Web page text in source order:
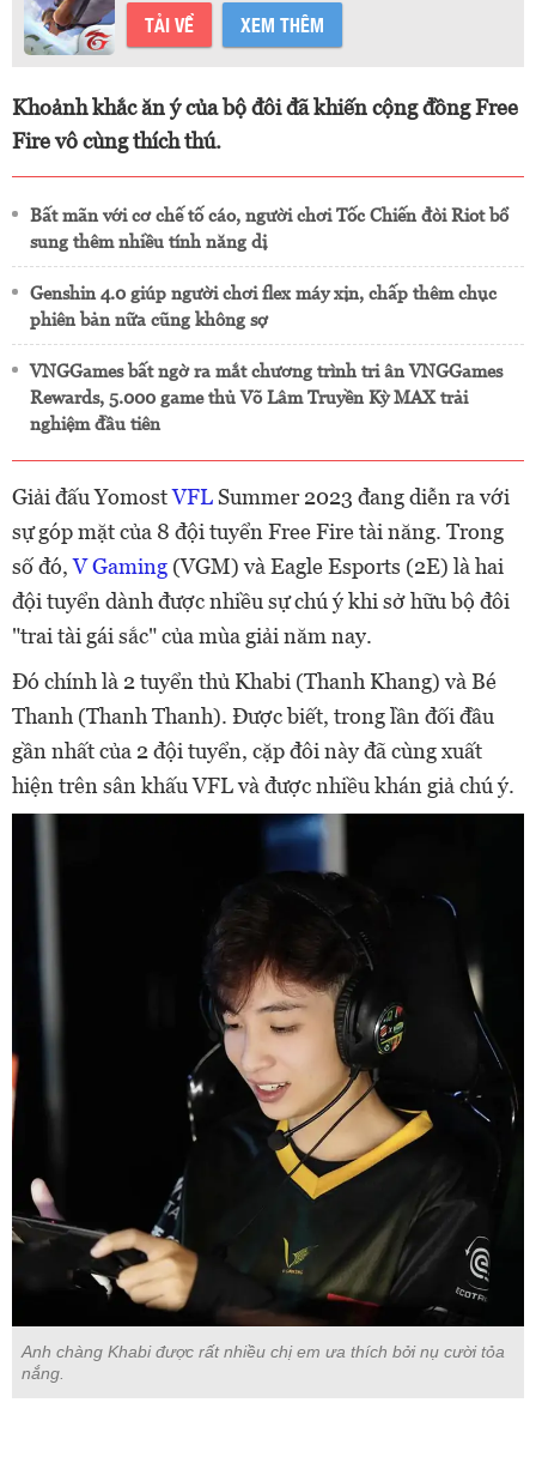
TẢI VỀ XEM THÊM
Khoảnh khắc ăn ý của bộ đôi đã khiến cộng đồng Free
Fire vô cùng thích thú.
Bất mãn với cơ chế tố cáo, người chơi Tốc Chiến đòi Riot bổ
sung thêm nhiều tính năng dị
Genshin 4.0 giúp người chơi flex máy xịn, chấp thêm chục
phiên bản nữa cũng không sợ
VNGGames bất ngờ ra mắt chương trình tri ân VNGGames
Rewards, 5.000 game thủ Võ Lâm Truyền Kỳ MAX trải
nghiệm đầu tiên
Giải đấu YomostVFLSummer 2023 đang diễn ra với
sự góp mặt của 8 đội tuyển Free Fire tài năng. Trong
số đó,V Gaming (VGM) và Eagle Esports (2E) là hai
đội tuyển dành được nhiều sự chú ý khi sở hữu bộ đôi
"trai tài gái sắc" của mùa giải năm nay.
Đó chính là 2 tuyển thủ Khabi (Thanh Khang) và Bé
Thanh (Thanh Thanh). Được biết, trong lần đối đầu
gần nhất của 2 đội tuyển, cặp đôi này đã cùng xuất
hiện trên sân khấu VFL và được nhiều khán giả chú ý.
Anh chàng Khabi được rất nhiều chị em ưa thích bởi nụ cười tỏa
nắng.